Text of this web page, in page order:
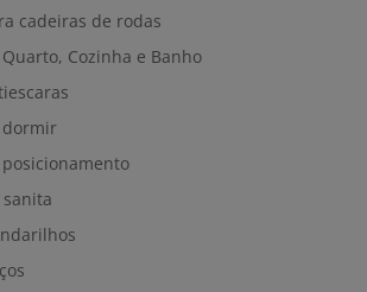
cadeiras de rodas
Cozinha e Banho
dormir